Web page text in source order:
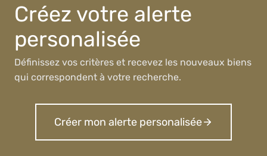
Créez votre alerte
personalisée
Définissez vos critères et recevez les nouveaux biens
qui correspondent à votre recherche.
Créer mon alerte personalisée